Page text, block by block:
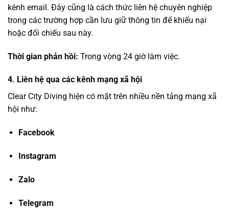
kênh email. Đây cũng là cách thức liên hệ chuyên nghiệp
trong các trường hợp cần lưu giữ thông tin để khiếu nại
hoặc đối chiếu sau này.
Thời gian phản hồi: Trong vòng 24 giờ làm việc.
4. Liên hệ qua các kênh mạng xã hội
Clear City Diving hiện có mặt trên nhiều nền tảng mạng xã
hội như:
Facebook
Instagram
Zalo
Telegram